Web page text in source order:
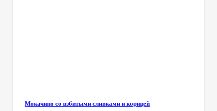
Мокачино со взбитыми сливками и корицей